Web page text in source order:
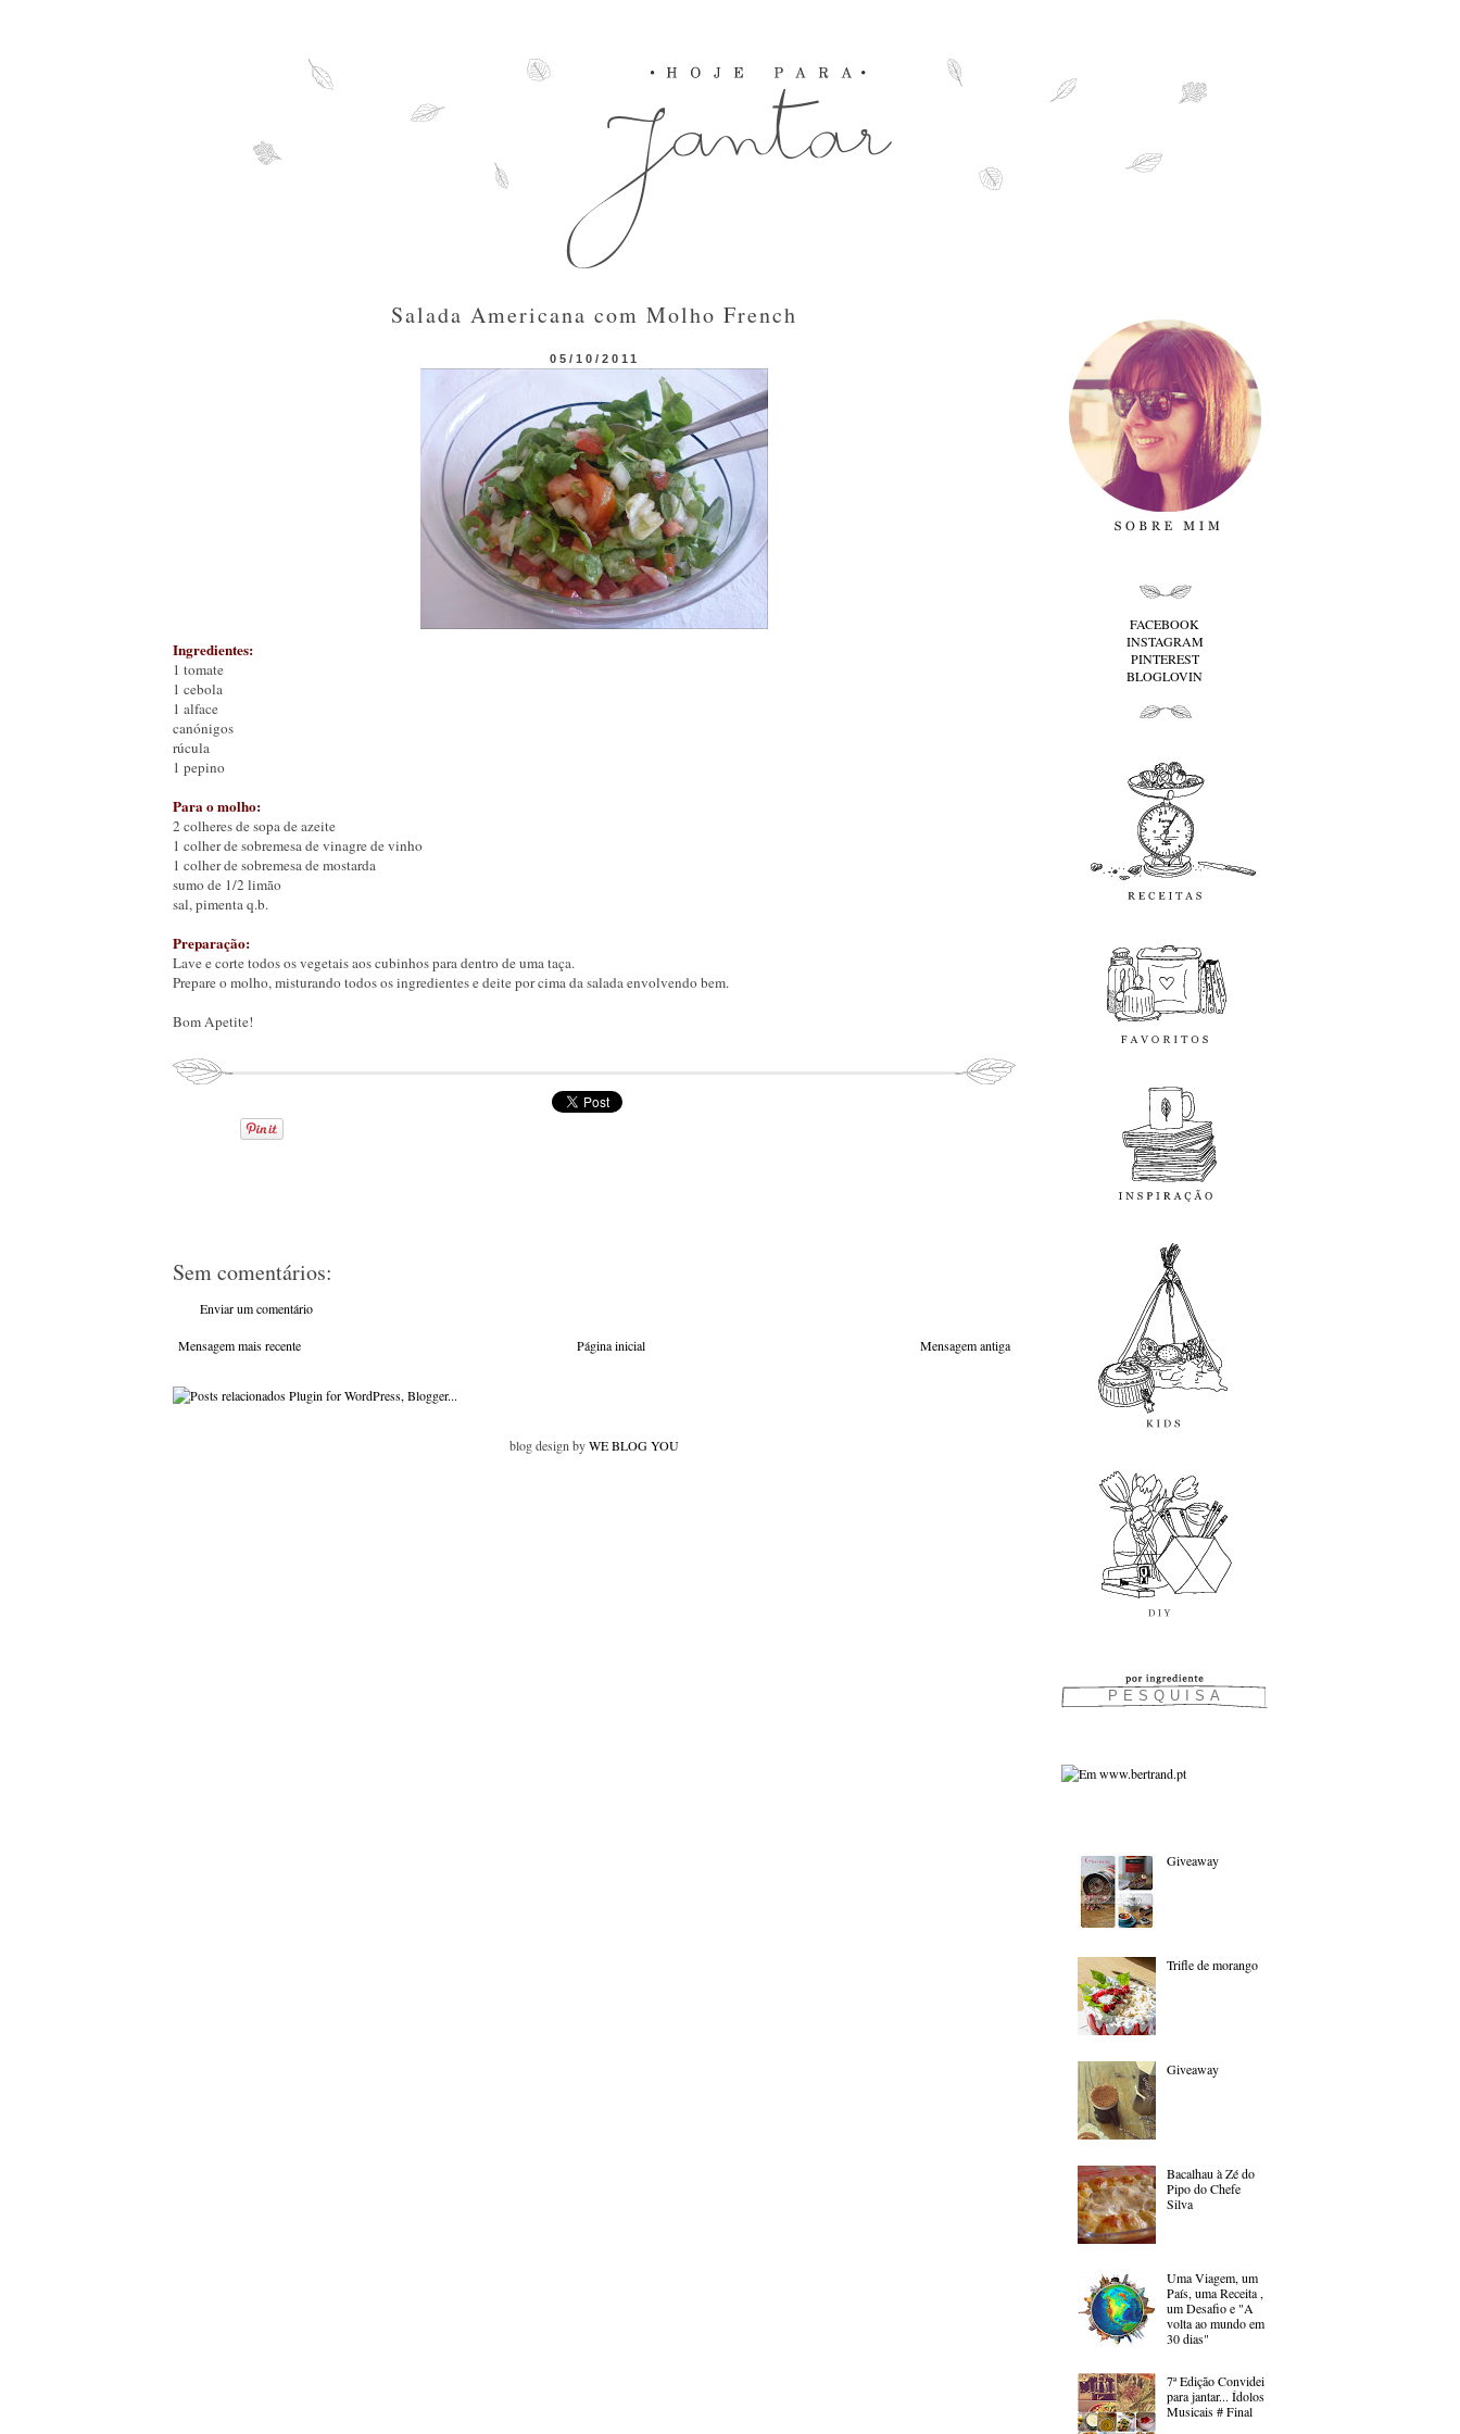
05/10/2011
Salada Americana com Molho French
Ingredientes:
1 tomate
1 cebola
1 alface
canónigos
rúcula
1 pepino
Para o molho:
2 colheres de sopa de azeite
1 colher de sobremesa de vinagre de vinho
1 colher de sobremesa de mostarda
sumo de 1/2 limão
sal, pimenta q.b.
Preparação:
Lave e corte todos os vegetais aos cubinhos para dentro de uma taça.
Prepare o molho, misturando todos os ingredientes e deite por cima da salada envolvendo bem.
Bom Apetite!
Sem comentários:
Enviar um comentário
Mensagem mais recente Mensagem antiga
Página inicial
blog design byWE BLOG YOU
FACEBOOK
INSTAGRAM
PINTEREST
BLOGLOVIN
Giveaway
Trifle de morango
Giveaway
Bacalhau à Zé do
Pipo do Chefe
Silva
Uma Viagem, um
País, uma Receita ,
um Desafio e "A
volta ao mundo em
30 dias"
7ª Edição Convidei
para jantar... Ídolos
Musicais # Final